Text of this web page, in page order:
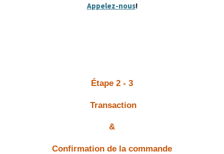
Appelez-nous!
Étape 2 - 3
Transaction
&
Confirmation de la commande